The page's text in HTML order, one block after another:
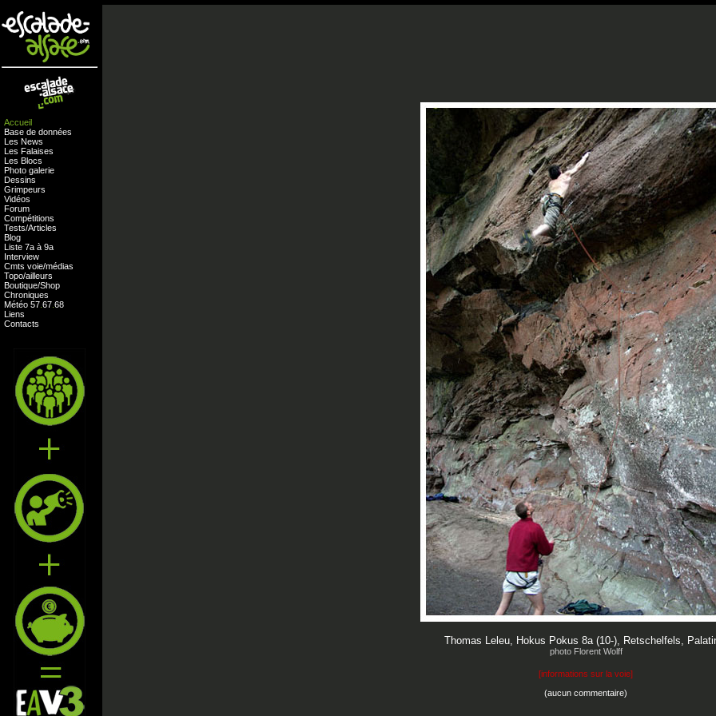
Accueil
Base de données
Les News
Les Falaises
Les Blocs
Photo galerie
Dessins
Grimpeurs
Vidéos
Forum
Compétitions
Tests/Articles
Blog
Liste 7a à 9a
Interview
Cmts voie/médias
Topo/ailleurs
Boutique/Shop
Chroniques
Météo 57 67 68
Liens
Contacts
Thomas Leleu, Hokus Pokus 8a (10-), Retschelfels,
photo Florent Wolff
[informations sur la voie]
(aucun commentaire)